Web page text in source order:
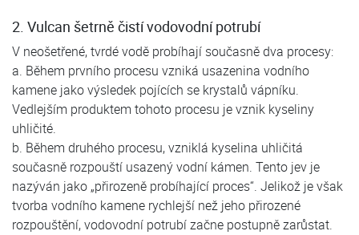
2. Vulcan šetrně čistí vodovodní potrubí
V neošetřené, tvrdé vodě probíhají současně dva procesy:
a. Během prvního procesu vzniká usazenina vodního
kamene jako výsledek pojících se krystalů vápníku.
Vedlejším produktem tohoto procesu je vznik kyseliny
uhličité.
b. Během druhého procesu, vzniklá kyselina uhličitá
současně rozpouští usazený vodní kámen. Tento jev je
nazýván jako „přirozeně probíhající proces“. Jelikož je však
tvorba vodního kamene rychlejší než jeho přirozené
rozpouštění, vodovodní potrubí začne postupně zarůstat.